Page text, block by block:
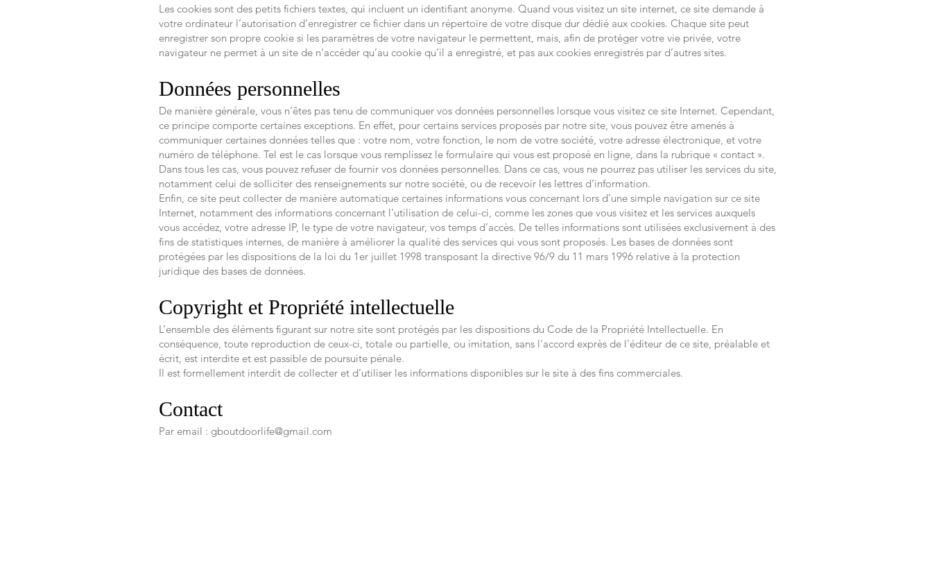
Les cookies sont des petits fichiers textes, qui incluent un identifiant anonyme. Quand vous visitez un site internet, ce site demande à
votre ordinateur l’autorisation d’enregistrer ce fichier dans un répertoire de votre disque dur dédié aux cookies. Chaque site peut
enregistrer son propre cookie si les paramètres de votre navigateur le permettent, mais, afin de protéger votre vie privée, votre
navigateur ne permet à un site de n’accéder qu’au cookie qu’il a enregistré, et pas aux cookies enregistrés par d’autres sites.
Données personnelles
De manière générale, vous n’êtes pas tenu de communiquer vos données personnelles lorsque vous visitez ce site Internet. Cependant,
ce principe comporte certaines exceptions. En effet, pour certains services proposés par notre site, vous pouvez être amenés à
communiquer certaines données telles que : votre nom, votre fonction, le nom de votre société, votre adresse électronique, et votre
numéro de téléphone. Tel est le cas lorsque vous remplissez le formulaire qui vous est proposé en ligne, dans la rubrique « contact ».
Dans tous les cas, vous pouvez refuser de fournir vos données personnelles. Dans ce cas, vous ne pourrez pas utiliser les services du site,
notamment celui de solliciter des renseignements sur notre société, ou de recevoir les lettres d’information.
Enfin, ce site peut collecter de manière automatique certaines informations vous concernant lors d’une simple navigation sur ce site
Internet, notamment des informations concernant l’utilisation de celui-ci, comme les zones que vous visitez et les services auxquels
vous accédez, votre adresse IP, le type de votre navigateur, vos temps d’accès. De telles informations sont utilisées exclusivement à des
fins de statistiques internes, de manière à améliorer la qualité des services qui vous sont proposés. Les bases de données sont
protégées par les dispositions de la loi du 1er juillet 1998 transposant la directive 96/9 du 11 mars 1996 relative à la protection
juridique des bases de données.
Copyright et Propriété intellectuelle
L’ensemble des éléments figurant sur notre site sont protégés par les dispositions du Code de la Propriété Intellectuelle. En
conséquence, toute reproduction de ceux-ci, totale ou partielle, ou imitation, sans l'accord exprès de l'éditeur de ce site, préalable et
écrit, est interdite et est passible de poursuite pénale.
Il est formellement interdit de collecter et d’utiliser les informations disponibles sur le site à des fins commerciales.
Contact
Par email : gboutdoorlife@gmail.com